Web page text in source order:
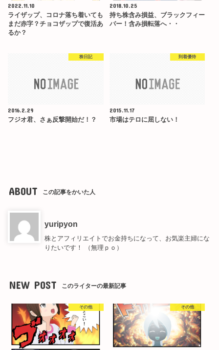
2022.11.10
ライザップ、コロナ落ち着いても
まだ赤字？チョコザップで復活あ
るか？
2018.10.25
持ち株含み損益、ブラックフィー
バー！含み損転落へ・・
株日記
2016.2.29
フジオ君、さぁ反撃開始だ！？
到着優待
2015.11.17
市場はテロに屈しない！
ABOUT この記事をかいた人
yuripyon
株とアフィリエイトでお金持ちになって、お気楽主婦にな
りたいです！ （無理ｐｏ）
NEW POST このライターの最新記事
その他 その他